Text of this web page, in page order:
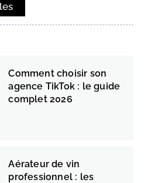
Comment choisir son
agence TikTok : le guide
complet 2026
Aérateur de vin
professionnel : les